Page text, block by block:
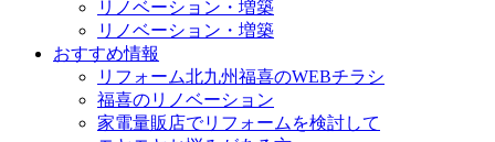
リノベーション・増築
リノベーション・増築
おすすめ情報
リフォーム北九州福喜のWEBチラシ
福喜のリノベーション
家電量販店でリフォームを検討して